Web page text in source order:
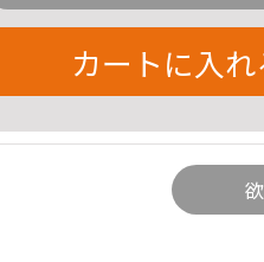
カートに入れ